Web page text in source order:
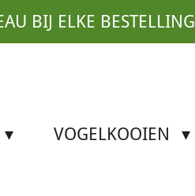
BIJ ELKE BESTELLING
VOGELKOOIEN